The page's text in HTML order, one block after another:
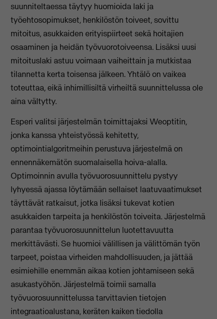
suunniteltaessa täytyy huomioida laki ja
työehtosopimukset, henkilöstön toiveet, sovittu
mitoitus, asukkaiden erityispiirteet sekä hoitajien
osaaminen ja heidän työvuorotoiveensa. Lisäksi uusi
mitoituslaki astuu voimaan vaiheittain ja mutkistaa
tilannetta kerta toisensa jälkeen. Yhtälö on vaikea
toteuttaa, eikä inhimillisiltä virheiltä suunnittelussa ole
aina vältytty.
Esperi valitsi järjestelmän toimittajaksi Weoptitin,
jonka kanssa yhteistyössä kehitetty,
optimointialgoritmeihin perustuva järjestelmä on
ennennäkemätön suomalaisella hoiva-alalla.
Optimoinnin avulla työvuorosuunnittelu pystyy
lyhyessä ajassa löytämään sellaiset laatuvaatimukset
täyttävät ratkaisut, jotka lisäksi tukevat kotien
asukkaiden tarpeita ja henkilöstön toiveita. Järjestelmä
parantaa työvuorosuunnittelun luotettavuutta
merkittävästi. Se huomioi välillisen ja välittömän työn
tarpeet, poistaa virheiden mahdollisuuden, ja jättää
esimiehille enemmän aikaa kotien johtamiseen sekä
asukastyöhön. Järjestelmä toimii samalla
työvuorosuunnittelussa tarvittavien tietojen
integraatioalustana, keräten kaiken tiedolla